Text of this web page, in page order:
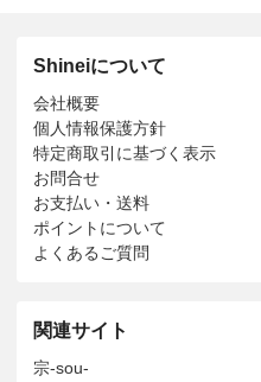
Shineiについて
会社概要
個人情報保護方針
特定商取引に基づく表示
お問合せ
お支払い・送料
ポイントについて
よくあるご質問
関連サイト
宗-sou-